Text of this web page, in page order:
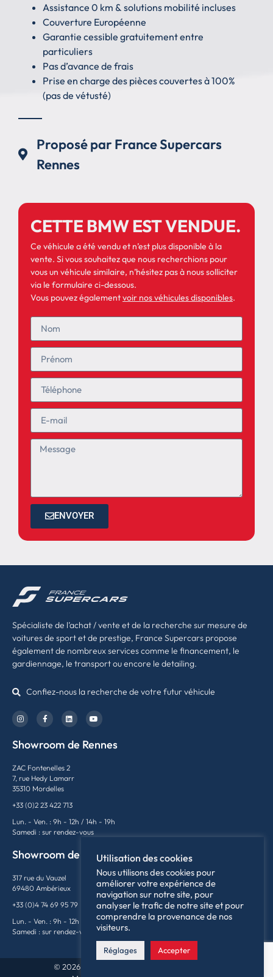
Assistance 0 km & solutions mobilité incluses
Couverture Européenne
Garantie cessible gratuitement entre
particuliers
Pas d’avance de frais
Prise en charge des pièces couvertes à 100%
(pas de vétusté)
Proposé par France Supercars
Rennes
CETTE BMW EST VENDUE.
Ce véhicule a été vendu et n’est plus disponible à la
vente. Si vous souhaitez que nous recherchions pour
vous un véhicule similaire, n’hésitez pas à nous solliciter
via le formulaire ci-dessous.
Vous pouvez égalementvoir nos véhicules disponibles.
ENVOYER
Spécialiste de l’achat / vente et de la recherche sur mesure de
voitures de sport et de prestige, France Supercars propose
également de nombreux services comme le financement, le
gardiennage, le transport ou encore le detailing.
Confiez-nous la recherche de votre futur véhicule
Showroom de Rennes
ZAC Fontenelles 2
7, rue Hedy Lamarr
35310 Mordelles
+33 (0)2 23 422 713
Lun. - Ven. : 9h - 12h / 14h - 19h
Samedi : sur rendez-vous
Showroom de Lyon
317 rue du Vauzel
69480 Ambérieux
+33 (0)4 74 69 95 79
Lun. - Ven. : 9h - 12h / 14h - 18h
Samedi : sur rendez-vous
© 2026France Supercars | Tous droits réservés
Utilisation des cookies
Nous utilisons des cookies pour
améliorer votre expérience de
navigation sur notre site, pour
analyser le trafic de notre site et pour
comprendre la provenance de nos
visiteurs.
Réglages Accepter